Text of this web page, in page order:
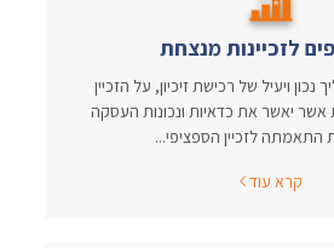
ויעיל של רכישת זיכיון, על הזכיין
אשר יאשר את כדאיות ונכונות העסקה
התאמתה לזכיין הספציפי...
קרא עוד